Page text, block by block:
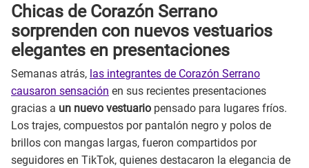
Chicas de Corazón Serrano
sorprenden con nuevos vestuarios
elegantes en presentaciones
Semanas atrás, las integrantes de Corazón Serrano
causaron sensación en sus recientes presentaciones
gracias a un nuevo vestuario pensado para lugares fríos.
Los trajes, compuestos por pantalón negro y polos de
brillos con mangas largas, fueron compartidos por
seguidores en TikTok, quienes destacaron la elegancia de